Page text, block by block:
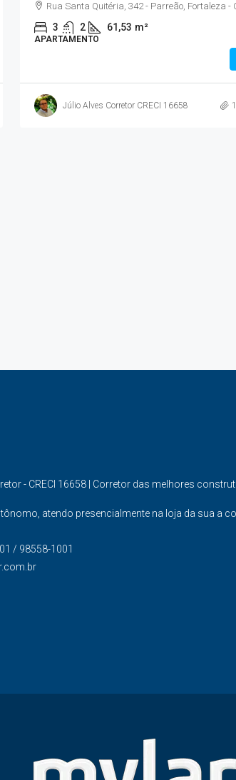
Rua Santa Quitéria, 342 - Parreão, Fortaleza -
3 2 61,53 m²
APARTAMENTO
Júlio Alves Corretor CRECI 16658
Pernambuquinho, Guaramiranga -
3 2
- CRECI 16658 | Corretor das melhores
atendo presencialmente na loja da sua a
/ 98558-1001